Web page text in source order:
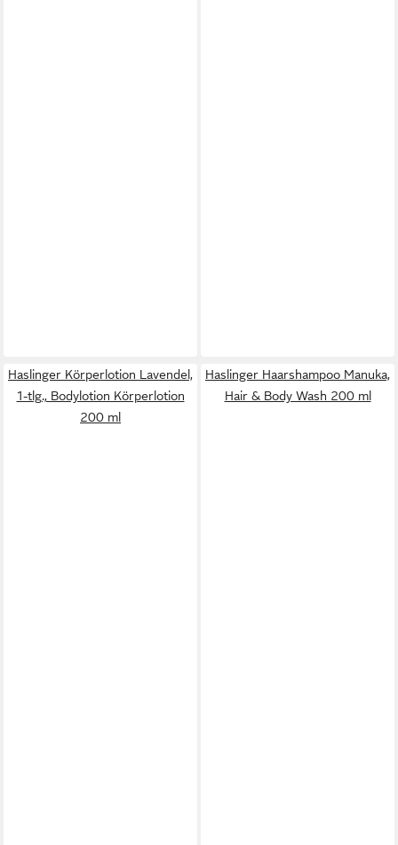
Haslinger Körperlotion Lavendel,
1-tlg., Bodylotion Körperlotion
200 ml
Haslinger Haarshampoo Manuka,
Hair & Body Wash 200 ml